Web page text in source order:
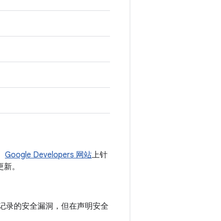
Google Developers 网站上针
。
录的安全漏洞，但在声明安全